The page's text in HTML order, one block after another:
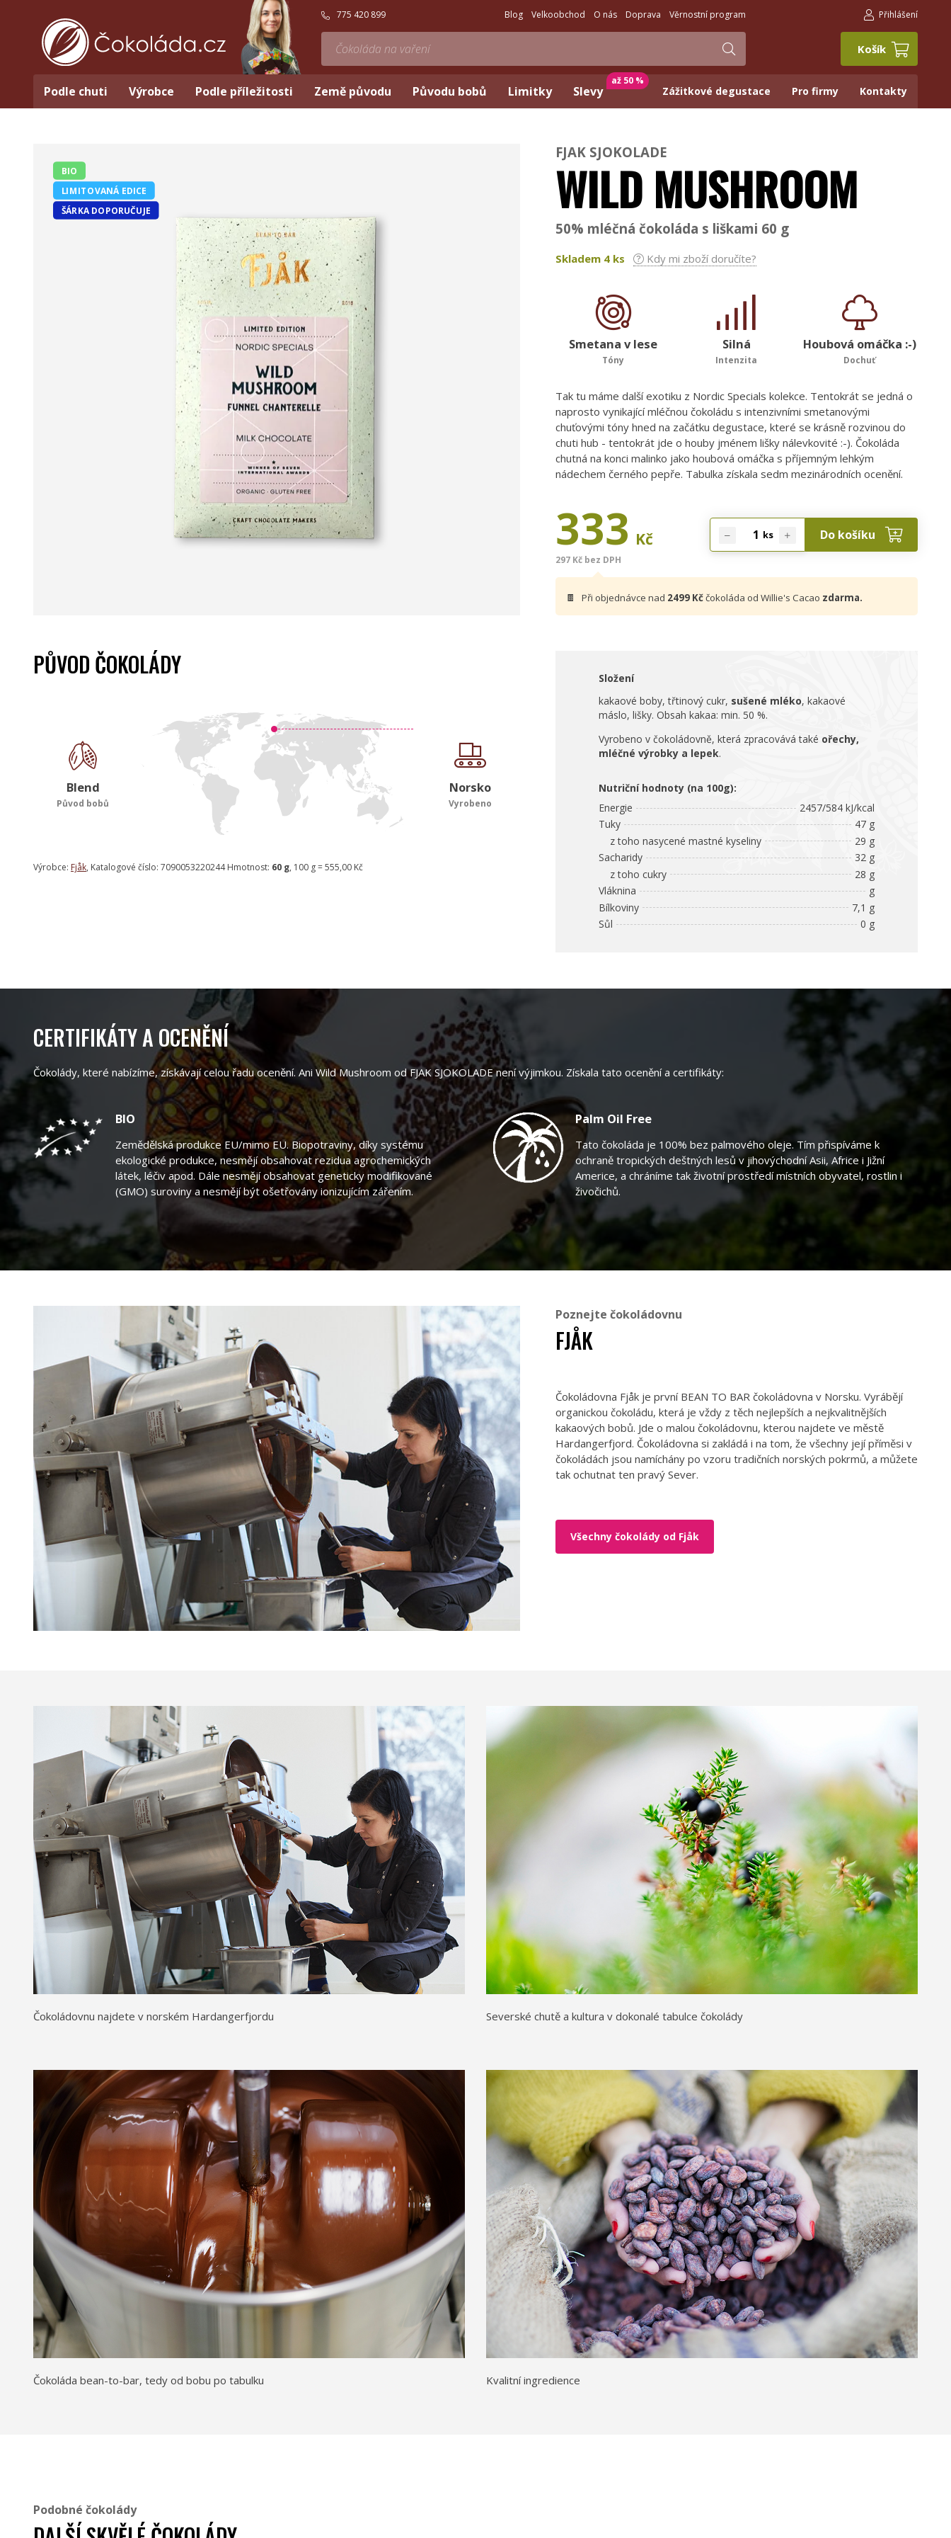
775 420 899 Blog Velkoobchod O nás Doprava Věrnostní program Přihlášení
Košík
Podle chuti Výrobce Podle příležitosti Země původu Původu bobů Limitky Slevy
až 50 %
Zážitkové degustace Pro firmy Kontakty
BIO
LIMITOVANÁ EDICE
ŠÁRKA DOPORUČUJE
FJAK SJOKOLADE
WILD MUSHROOM
50% mléčná čokoláda s liškami 60 g
Skladem 4ks Kdy mi zboží doručíte?
Smetana v lese
Tóny
Silná
Intenzita
Houbová omáčka :-)
Dochuť
Tak tu máme další exotiku z Nordic Specials kolekce. Tentokrát se jedná o
naprosto vynikající mléčnou čokoládu s intenzivními smetanovými
chuťovými tóny hned na začátku degustace, které se krásně rozvinou do
chuti hub - tentokrát jde o houby jménem lišky nálevkovité :-). Čokoláda
chutná na konci malinko jako houbová omáčka s příjemným lehkým
nádechem černého pepře. Tabulka získala sedm mezinárodních ocenění.
333 Kč
297 Kč bez DPH
ks Do košíku
🍫 Při objednávce nad 2499 Kččokoláda od Willie's Cacao zdarma.
PŮVOD ČOKOLÁDY
Blend
Původ bobů
Norsko
Vyrobeno
Výrobce: Fjåk, Katalogové číslo: 7090053220244 Hmotnost: 60 g, 100 g = 555,00 Kč
Složení
kakaové boby, třtinový cukr, sušené mléko, kakaové
máslo, lišky. Obsah kakaa: min. 50 %.
Vyrobeno v čokoládovně, která zpracovává také ořechy,
mléčné výrobky a lepek.
Nutriční hodnoty (na 100g):
Energie
2457/584 kJ/kcal
Tuky
47 g
z toho nasycené mastné kyseliny
29 g
Sacharidy
32 g
z toho cukry
28 g
Vláknina
g
Bílkoviny
7,1 g
Sůl
0 g
CERTIFIKÁTY A OCENĚNÍ
Čokolády, které nabízíme, získávají celou řadu ocenění. Ani Wild Mushroom od FJAK SJOKOLADE není výjimkou. Získala tato ocenění a certifikáty:
BIO
Zemědělská produkce EU/mimo EU. Biopotraviny, díky systému
ekologické produkce, nesmějí obsahovat rezidua agrochemických
látek, léčiv apod. Dále nesmějí obsahovat geneticky modifikované
(GMO) suroviny a nesmějí být ošetřovány ionizujícím zářením.
Palm Oil Free
Tato čokoláda je 100% bez palmového oleje. Tím přispíváme k
ochraně tropických deštných lesů v jihovýchodní Asii, Africe i Jižní
Americe, a chráníme tak životní prostředí místních obyvatel, rostlin i
živočichů.
Poznejte čokoládovnu
FJÅK
Čokoládovna Fjåk je první BEAN TO BAR čokoládovna v Norsku. Vyrábějí
organickou čokoládu, která je vždy z těch nejlepších a nejkvalitnějších
kakaových bobů. Jde o malou čokoládovnu, kterou najdete ve městě
Hardangerfjord. Čokoládovna si zakládá i na tom, že všechny její příměsi v
čokoládách jsou namíchány po vzoru tradičních norských pokrmů, a můžete
tak ochutnat ten pravý Sever.
Všechny čokolády od Fjåk
Čokoládovnu najdete v norském Hardangerfjordu Severské chutě a kultura v dokonalé tabulce čokolády
Čokoláda bean-to-bar, tedy od bobu po tabulku Kvalitní ingredience
Podobné čokolády